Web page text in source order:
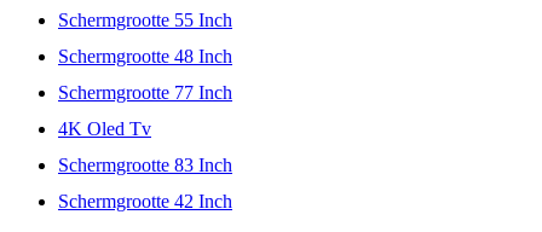
Schermgrootte 55 Inch
Schermgrootte 48 Inch
Schermgrootte 77 Inch
4K Oled Tv
Schermgrootte 83 Inch
Schermgrootte 42 Inch